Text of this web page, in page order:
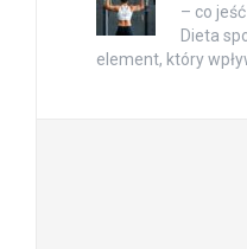
– co
Dieta
element, który